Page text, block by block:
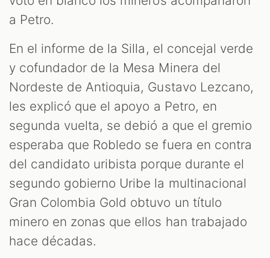
a Petro.
En el informe de la Silla, el concejal verde
y cofundador de la Mesa Minera del
Nordeste de Antioquia, Gustavo Lezcano,
les explicó que el apoyo a Petro, en
segunda vuelta, se debió a que el gremio
esperaba que Robledo se fuera en contra
del candidato uribista porque durante el
segundo gobierno Uribe la multinacional
Gran Colombia Gold obtuvo un título
minero en zonas que ellos han trabajado
hace décadas.